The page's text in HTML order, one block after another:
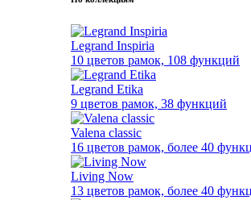
Legrand Inspiria
10 цветов рамок, 108 функций
Legrand Etika
9 цветов рамок, 38 функций
Valena classic
16 цветов рамок, более 40
Living Now
13 цветов рамок, более 40